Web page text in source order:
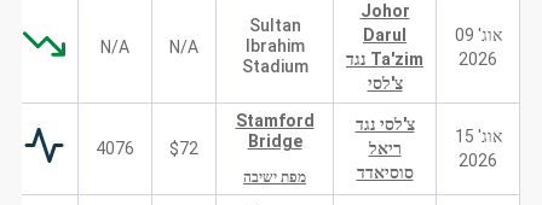
אוג' 09
2026
Johor
Darul
Ta'zim נגד
צ'לסי
Sultan
Ibrahim
Stadium
N/A
N/A
אוג' 15
2026
צ'לסי נגד
ריאל
סוסיאדד
Stamford
Bridge
מפת ישיבה
$72
4076